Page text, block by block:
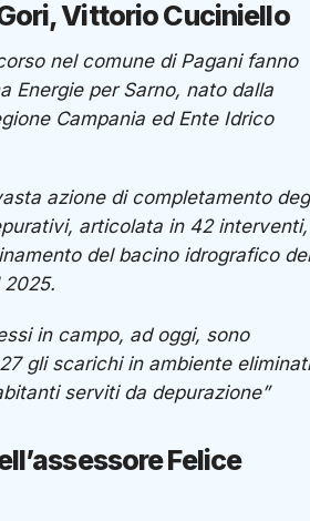
Vittorio Cuciniello
nel comune di Pagani fanno
Energie per Sarno, nato dalla
Campania ed Ente Idrico
azione di completamento
articolata in 42 interventi,
del bacino idrografico del
2025.
in campo, ad oggi, sono
gli scarichi in ambiente eliminati
serviti da depurazione”
Felice